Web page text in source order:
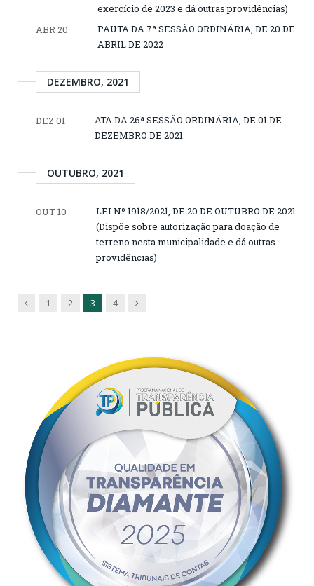
exercício de 2023 e dá outras providências)
ABR 20
PAUTA DA 7ª SESSÃO ORDINÁRIA, DE 20 DE
ABRIL DE 2022
DEZEMBRO, 2021
DEZ 01
ATA DA 26ª SESSÃO ORDINÁRIA, DE 01 DE
DEZEMBRO DE 2021
OUTUBRO, 2021
OUT 10
LEI Nº 1918/2021, DE 20 DE OUTUBRO DE 2021
(Dispõe sobre autorização para doação de
terreno nesta municipalidade e dá outras
providências)
Previous
1 2 3 4 Next